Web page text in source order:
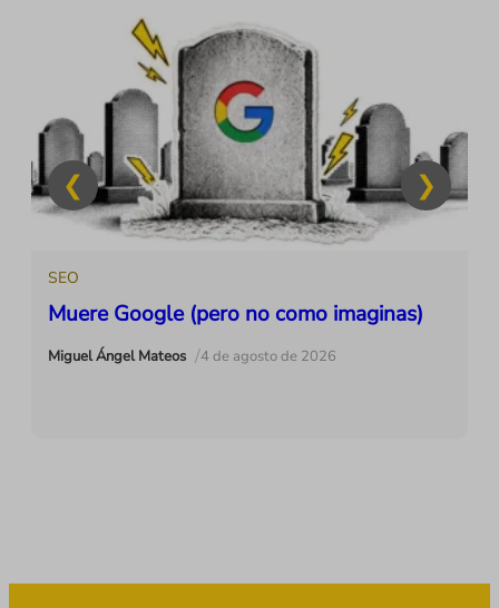
SEO
Muere Google (pero no como imaginas)
Miguel Ángel Mateos /4 de agosto de 2026